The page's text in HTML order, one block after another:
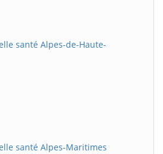
santé Alpes-de-Haute-
santé Alpes-Maritimes